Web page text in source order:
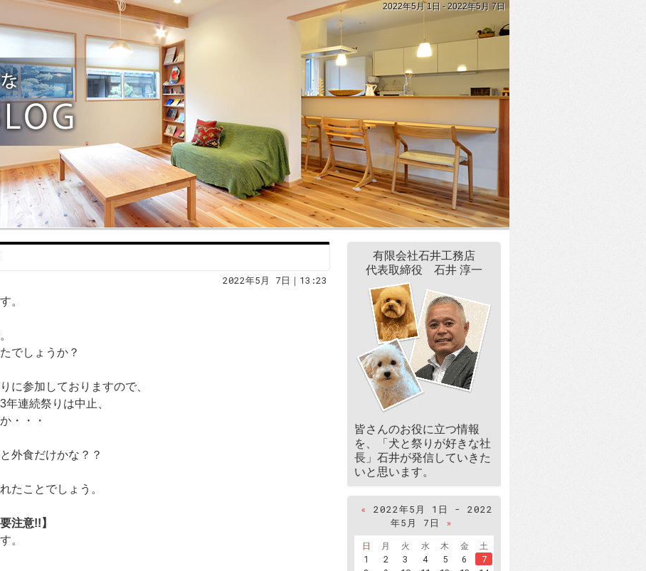
2022年5月 1日 - 2022年5月 7日
2022年5月 7日｜13:23
。
でしょうか？
に参加しておりますので、
連続祭りは中止、
・・・
外食だけかな？？
たことでしょう。
注意!!】
。
有限会社石井工務店
代表取締役 石井 淳一
皆さんのお役に立つ情報
を、「犬と祭りが好きな社
長」石井が発信していきた
いと思います。
« 2022年5月 1日 - 2022
年5月 7日
»
日
月 火 水 木 金
土
1
2 3 4 5 6
7